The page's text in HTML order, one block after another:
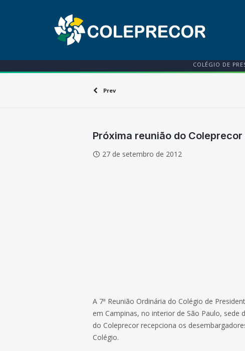
COLÉGIO DE
Prev
Próxima reunião do
27 de setembro de 2012
A 7ª Reunião Ordinária do Colégio de
em Campinas, no interior de São Paulo,
do Coleprecor recepciona os
Colégio.